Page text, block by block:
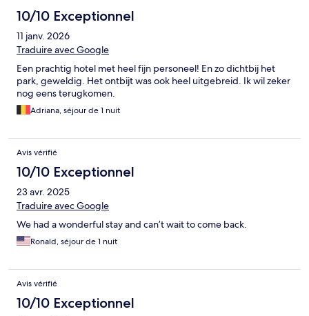
10/10 Exceptionnel
11 janv. 2026
Traduire avec Google
Een prachtig hotel met heel fijn personeel! En zo dichtbij het
park, geweldig. Het ontbijt was ook heel uitgebreid. Ik wil zeker
nog eens terugkomen.
Adriana, séjour de 1 nuit
Avis vérifié
10/10 Exceptionnel
23 avr. 2025
Traduire avec Google
We had a wonderful stay and can’t wait to come back.
Ronald, séjour de 1 nuit
Avis vérifié
10/10 Exceptionnel